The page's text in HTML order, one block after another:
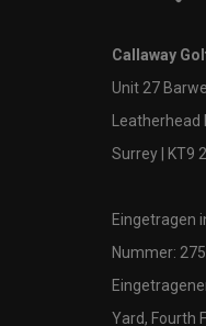
Callaway
Unit 27
Surrey | KT9
Eingetragen
Nummer:
Yard, Fourth